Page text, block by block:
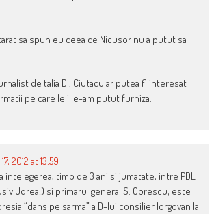
sa spun eu ceea ce Nicusor nu a putut sa
de talia Dl. Ciutacu ar putea fi interesat
pe care le i le-am putut furniza.
2012 at 13:59
intelegerea, timp de 3 ani si jumatate, intre PDL
Udrea!) si primarul general S. Oprescu, este
“dans pe sarma” a D-lui consilier Iorgovan la